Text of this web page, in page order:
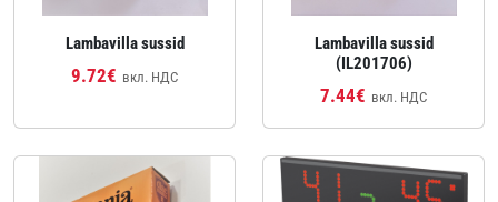
Lambavilla sussid
9.72€ вкл. НДС
Lambavilla sussid
(IL201706)
7.44€ вкл. НДС